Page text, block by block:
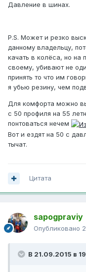
Давление в шинах.
P.S. Может и резко
данному владельцу,
качать в колёса, но на
своему, убивают не
принять то что им
я убью резину, чем
Для комфорта можно
с 50 профиля на 55
понтоваться нечем
Вот и ездят на 50 с
тычат.
Цитата
sapogpraviy
Опубликовано
В 21.09.2015 в